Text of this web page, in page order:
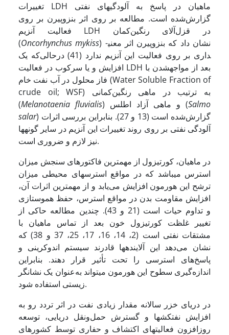
تغییرات LDH ماهیان در پاسخ به آلودگی­های نفتی
گزارش‌شده است. مطالعه بر روی اثر بنزوپیرن بر روی
فعالیت آنزیم LDH در قزل‌آلای رنگین‌کمان
(Oncorhynchus mykiss) نشان داد که بنزوپیرن اثر معنی­
داری بر روی فعالیت این آنزیم ندارد (41) درحالی‌که یک
افزایش و یا سرکوب در فعالیت LDH بعد از مواجه­شدن با
فاز محلول در آب نفت خام (Water Soluble Fraction of
crude oil; WSF) به ترتیب در ماهی رنگین‌کمانی
(Melanotaenia fluvialis ) و ماهی آزاد اطلس (Salmo
salar) گزارش‌شده است (13 و 27). بنابراین بررسی اثرات
آلودگی نفتی بر روی روند تغییرات این آنزیم در سایر گونه­ها
نیز لازم و ضروری است.
در ماهیان، کورتیزول از مهمترین فاکتورهای سنجش میزان
استرس می­باشد که در مواقع استرس­های محیطی میزان
ترشح این هورمون افزایش می‌یابد و از مهمترین اثرات آن،
افزایش مقاومت بدن در مواقع استرس، حفظ هموستازی
و تداوم حیات است (21 و 43). چندین مطالعه حاکی از
تغییر غلظت کورتیزول خون بعد از تماس ماهیان با
مشتقات نفتی است (2، 14، 16، 17، 25، 37 و 38) که
نشان می‌دهد این آلاینده­ها قادرند سیستم اندوکرینی و
پاسخ‌های استرسی را تحت تأثیر قرار دهند. بنابراین
اندازه‌گیری سطوح این هورمون می­تواند به‌عنوان یک نشانگر
زیستی استفاده شود.
در دریای خزر سالانه مقدار زیادی نفت در اثر تردد رو به
افزایش نفتکش­ها و گسترش حمل‌ونقل دریایی، توسعه
روزافزون فعالیت­های اکتشاف و حفاری توسط کشورهای